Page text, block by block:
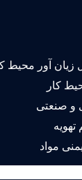
آور محیط کار
مواد